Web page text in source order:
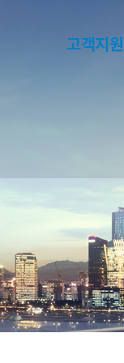
고객지원